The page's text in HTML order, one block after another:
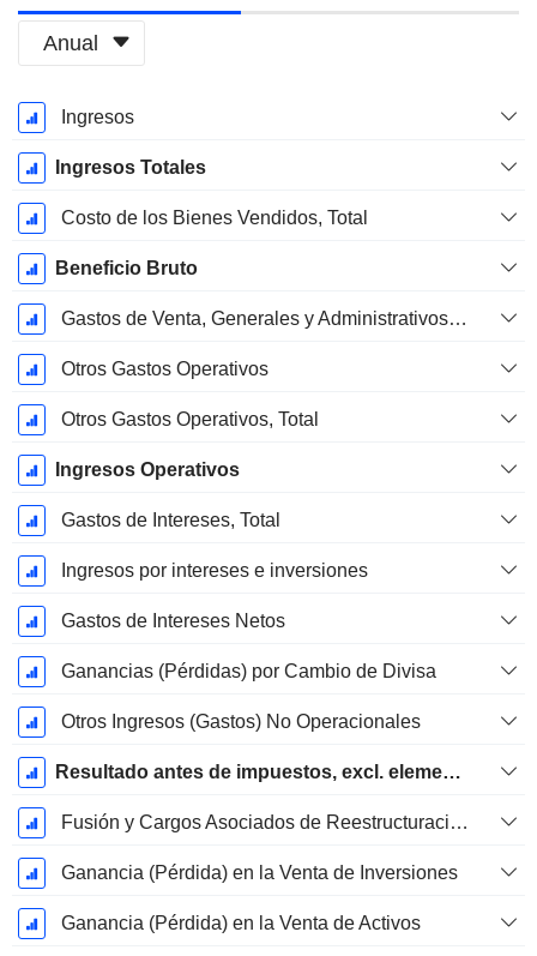
Anual
Período
fiscal:
Diciembre
Ingresos
Ingresos Totales
Costo de los Bienes Vendidos, Total
Beneficio Bruto
Gastos de Venta, Generales y Administrativos, Total
Otros Gastos Operativos
Otros Gastos Operativos, Total
Ingresos Operativos
Gastos de Intereses, Total
Ingresos por intereses e inversiones
Gastos de Intereses Netos
Ganancias (Pérdidas) por Cambio de Divisa
Otros Ingresos (Gastos) No Operacionales
Resultado antes de impuestos, excl. elementos inusuales
Fusión y Cargos Asociados de Reestructuración
Ganancia (Pérdida) en la Venta de Inversiones
Ganancia (Pérdida) en la Venta de Activos